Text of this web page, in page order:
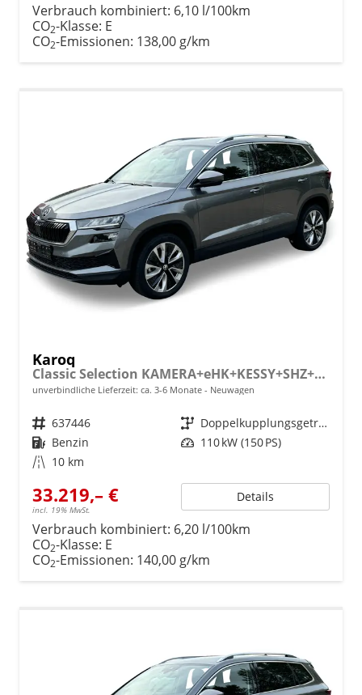
Verbrauch kombiniert: 6,10 l/100km
CO2-Klasse: E
CO2-Emissionen: 138,00 g/km
Karoq
Classic Selection KAMERA+eHK+KESSY+SHZ+SMARTLINK+LED+16" ALU
unverbindliche Lieferzeit: ca. 3-6 Monate Neuwagen
Fahrzeugnr. 637446 Getriebe
Doppelkupplungsgetriebe (DSG)
Kraftstoff Benzin Leistung 110 kW (150 PS)
Kilometerstand 10 km
33.219,– €
incl. 19% MwSt.
Details
Verbrauch kombiniert: 6,20 l/100km
CO2-Klasse: E
CO2-Emissionen: 140,00 g/km